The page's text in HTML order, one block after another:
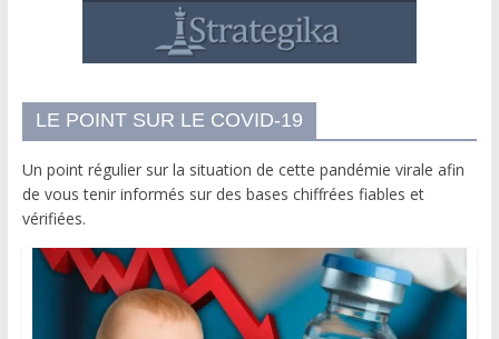
LE POINT SUR LE COVID-19
Un point régulier sur la situation de cette pandémie virale afin
de vous tenir informés sur des bases chiffrées fiables et
vérifiées.